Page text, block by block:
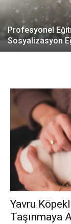
Profesyonel
Sosyalizasyon
Yavru
Taşınmaya